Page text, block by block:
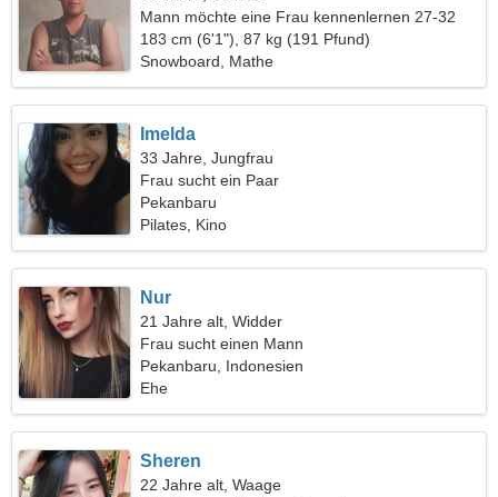
Mann möchte eine Frau kennenlernen 27-32
183 cm (6'1"), 87 kg (191 Pfund)
Snowboard, Mathe
Imelda
33 Jahre, Jungfrau
Frau sucht ein Paar
Pekanbaru
Pilates, Kino
Nur
21 Jahre alt, Widder
Frau sucht einen Mann
Pekanbaru, Indonesien
Ehe
Sheren
22 Jahre alt, Waage